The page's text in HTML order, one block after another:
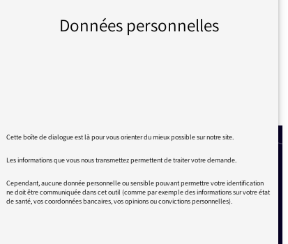
Données personnelles
Cette boîte de dialogue est là pour vous orienter du mieux possible sur notre site.
Les informations que vous nous transmettez permettent de traiter votre demande.
Cependant, aucune donnée personnelle ou sensible pouvant permettre votre identification
ne doit être communiquée dans cet outil (comme par exemple des informations sur votre état
de santé, vos coordonnées bancaires, vos opinions ou convictions personnelles).